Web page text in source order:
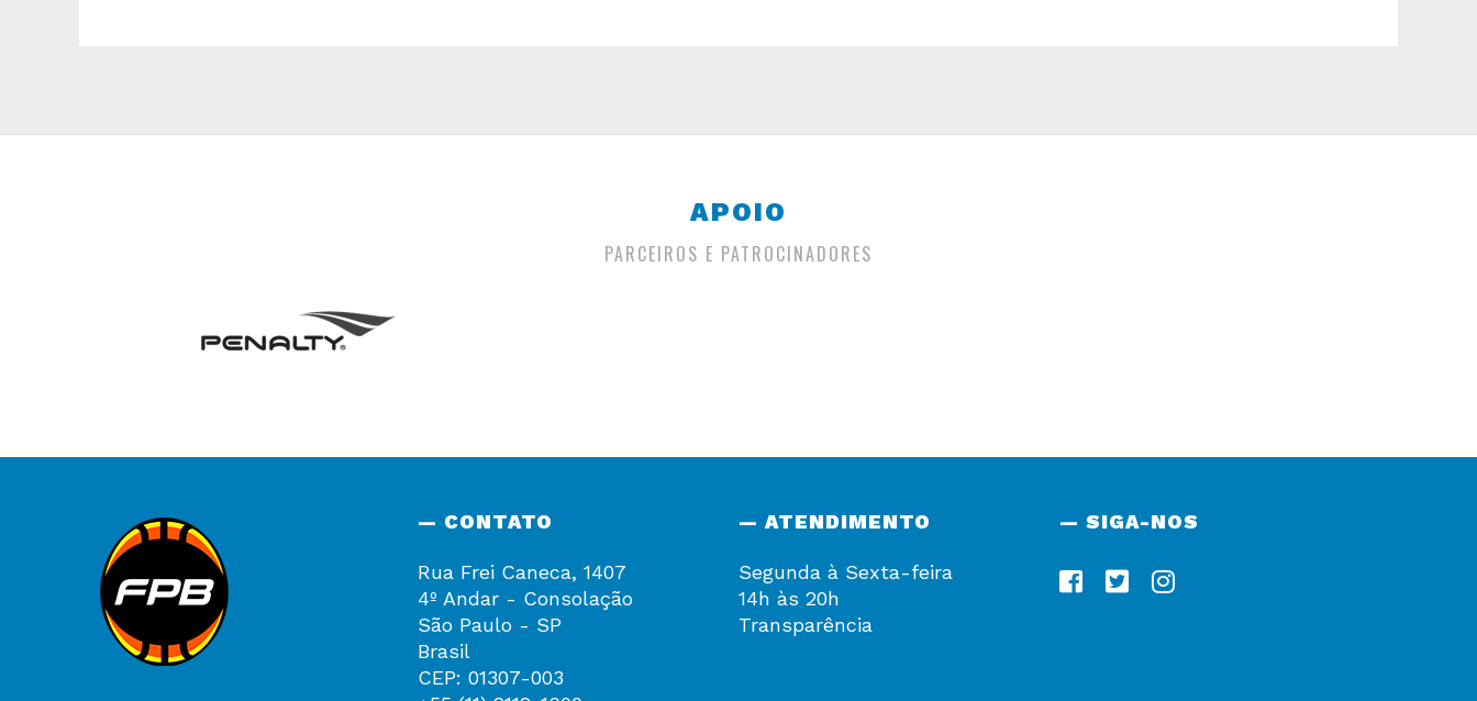
APOIO
PARCEIROS E PATROCINADORES
— CONTATO
Rua Frei Caneca, 1407
4º Andar - Consolação
São Paulo - SP
Brasil
CEP: 01307-003
— ATENDIMENTO
Segunda à Sexta-feira
14h às 20h
Transparência
— SIGA-NOS